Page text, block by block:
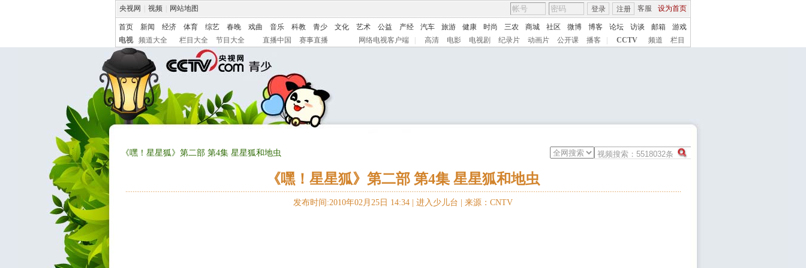
央视网 视频 网站地图 客服 设为首页
登录 注册
首页 新闻 经济 体育 综艺 春晚 戏曲 音乐 科教 青少 文化 艺术 公益 产经 汽车 旅游 健康 时尚 三农 商城 社区 微博 博客 论坛 访谈 邮箱
游戏
电视
频道大全 栏目大全 节目大全 直播中国 赛事直播 网络电视客户端 高清 电影 电视剧 纪录片 动画片 公开课 播客 CCTV 频道 栏目
《嘿！星星狐》第二部 第4集 星星狐和地虫
《嘿！星星狐》第二部 第4集 星星狐和地虫
发布时间:2010年02月25日 14:34 | 进入少儿台 来源：CNTV